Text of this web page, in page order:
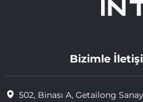
Bizimle
502, Binası A, Getailong